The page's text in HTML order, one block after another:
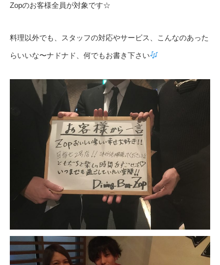
Zopのお客様全員が対象です☆
料理以外でも、スタッフの対応やサービス、こんなのあった
らいいな〜ナドナド、何でもお書き下さい